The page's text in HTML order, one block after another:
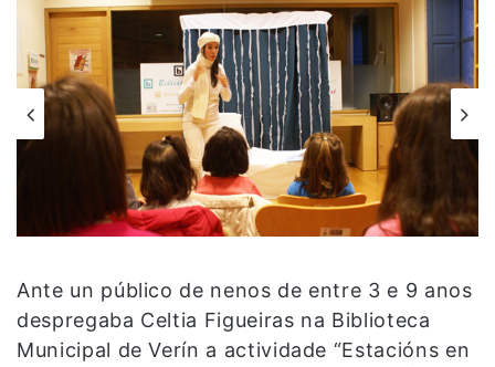
Ante un público de nenos de entre 3 e 9 anos
despregaba Celtia Figueiras na Biblioteca
Municipal de Verín a actividade “Estacións en